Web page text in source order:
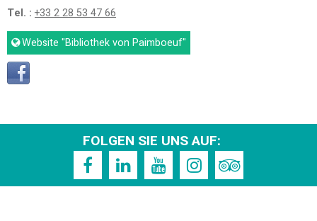
Tel. : +33 2 28 53 47 66
Website "Bibliothek von Paimboeuf"
FOLGEN SIE UNS AUF: